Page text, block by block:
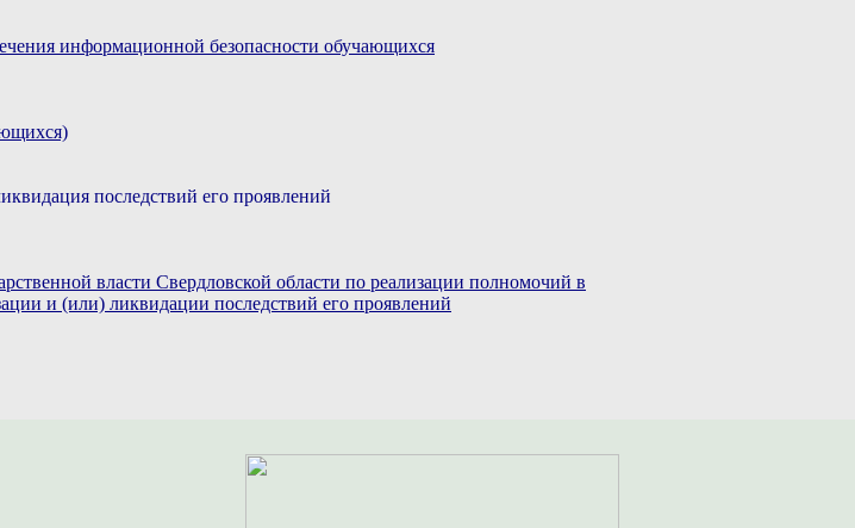
информационной безопасности обучающихся
последствий его проявлений
власти Свердловской области по реализации полномочий в
и (или) ликвидации последствий его проявлений